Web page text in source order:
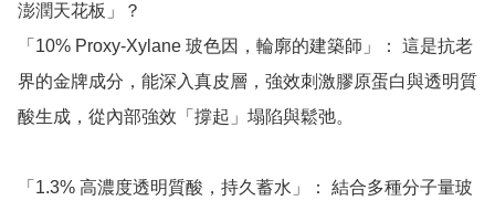
澎潤天花板」？
「10% Proxy-Xylane 玻色因，輪廓的建築師」： 這是抗老
界的金牌成分，能深入真皮層，強效刺激膠原蛋白與透明質
酸生成，從內部強效「撐起」塌陷與鬆弛。
「1.3% 高濃度透明質酸，持久蓄水」： 結合多種分子量玻